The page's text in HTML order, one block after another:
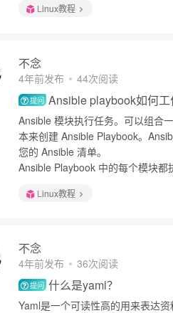
Linux教程
不念
4年前发布 44次阅读
提问 Ansible playbook如何工
Ansible 模块执行任务。可以组合
本来创建 Ansible Playbook。
您的 Ansible 清单。
Ansible Playbook 中的每个模块都
Linux教程
不念
4年前发布 36次阅读
提问 什么是yaml？
Yaml是一个可读性高的用来表达